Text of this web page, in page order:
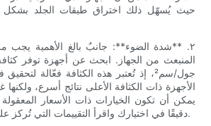
حيث يُسهّل ذلك اختراق طبقات الجلد بشكل
٢. **شدة الضوء**: جانبٌ بالغ الأهمية يجب
جول/سم²، إذ تُعتبر هذه الكثافة فعّالة
الأجهزة ذات الكثافة الأعلى نتائج أسرع، ولكنها
يمكن أن تكون الخيارات ذات الأسعار
دقيقًا في اختيارك واقرأ التقييمات التي تُركز على تجارب المستخدمين.